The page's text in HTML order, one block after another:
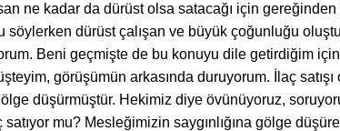
ne kadar da dürüst olsa satacağı için gereğinden
söylerken dürüst çalışan ve büyük çoğunluğu
Beni geçmişte de bu konuyu dile getirdiğim
görüşümün arkasında duruyorum. İlaç satışı
düşürmüştür. Hekimiz diye övünüyoruz,
mu? Mesleğimizin saygınlığına gölge